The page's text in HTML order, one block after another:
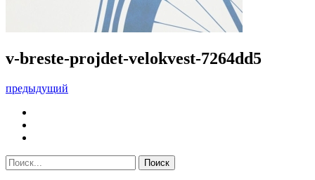
v-breste-projdet-velokvest-7264dd5
предыдущий